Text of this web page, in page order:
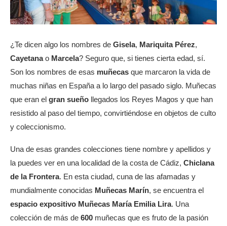
¿Te dicen algo los nombres de Gisela, Mariquita Pérez,
Cayetanao Marcela? Seguro que, si tienes cierta edad, sí.
Son los nombres de esas muñecas que marcaron la vida de
muchas niñas en España a lo largo del pasado siglo. Muñecas
que eran el gran sueño llegados los Reyes Magos y que han
resistido al paso del tiempo, convirtiéndose en objetos de culto
y coleccionismo.
Una de esas grandes colecciones tiene nombre y apellidos y
la puedes ver en una localidad de la costa de Cádiz, Chiclana
de la Frontera. En esta ciudad, cuna de las afamadas y
mundialmente conocidas Muñecas Marín, se encuentra el
espacio expositivo Muñecas María Emilia Lira. Una
colección de más de 600 muñecas que es fruto de la pasión